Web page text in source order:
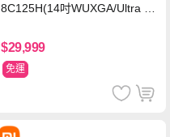
8C125H(14吋WUXGA/Ultra 5
n11/二年保)
$29,999
免運